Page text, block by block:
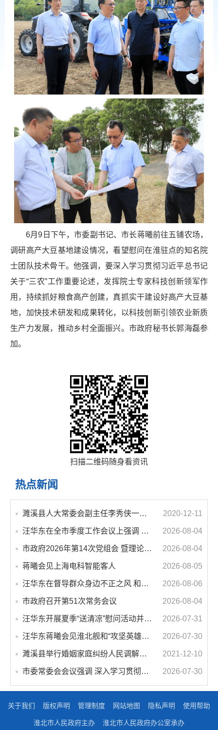
6月9日下午，市委副书记、市长蒋曦前往五铺农场，
调研高产大豆基地建设情况，看望慰问在淮驻点的知名院
士团队技术骨干。他强调，要深入学习贯彻习近平总书记
关于“三农”工作重要论述，发挥院士专家科技创新领军作
用，持续抓好粮食高产创建，真抓实干建设好高产大豆基
地，加快技术研发和成果转化，以科技创新引领农业新质
生产力发展，推动乡村全面振兴。市政府秘书长郭海磊参
加。
扫描二维码随身看资讯
热点新闻
濉溪县人大常委会副主任李秀侠一行调研城乡客运一体化和治超工作 2020-12-11
汪华东在全市季度工作会议上强调 锚定打好“三仗”任务和年度预期目标不动摇 在全市上下掀起比学赶超争先进位的攻坚热潮 2026-08-04
市政府2026年第14次党组会 暨理论学习中心组学习会议召开 蒋曦主持会议并讲话 2026-08-04
蒋曦会见上海电科智能客人 2026-08-05
汪华东在督导群众身边不正之风 和腐败问题集中整治工作时强调 以更高标准更实举措纵深推进集中整治 不断增强人民群众获得感幸福感安全感 2026-08-06
市政府召开第51次常务会议 2026-08-04
汪华东开展夏季“送清凉”慰问活动并调研专门教育工作 落实落细防暑降温措施 用心用情关爱一线职工 2026-07-31
汪华东蒋曦会见淮北舰和“攻坚英雄连”官兵代表 2026-07-30
濉溪县举行婚姻家庭纠纷人民调解委员会暨调解志愿者服务团成立仪式 2021-12-10
市委常委会会议强调 深入学习贯彻习近平总书记重要讲话指示精神 高质量推进城市更新 不断提升本质安全水平 汪华东主持会议 2026-07-30
关于我们 版权声明 管理制度 网站地图 隐私声明 使用帮助
淮北市人民政府主办 淮北市人民政府办公室承办